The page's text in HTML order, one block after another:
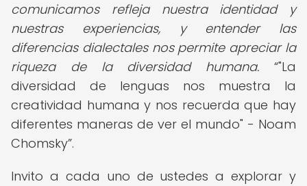
comunicamos refleja nuestra identidad y
nuestras experiencias, y entender las
diferencias dialectales nos permite apreciar la
riqueza de la diversidad humana.
"La
diversidad de lenguas nos muestra la
creatividad humana y nos recuerda que hay
diferentes maneras de ver el mundo" - Noam
Chomsky .
Invito a cada uno de ustedes a explorar y